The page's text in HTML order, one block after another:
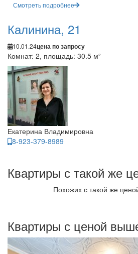
Смотреть подробнее
Калинина, 21
10.01.24цена по запросу
Комнат: 2, площадь: 30.5 м²
Екатерина Владимировна
8-923-379-8989
Квартиры с такой же
Похожих с такой же
Квартиры с ценой